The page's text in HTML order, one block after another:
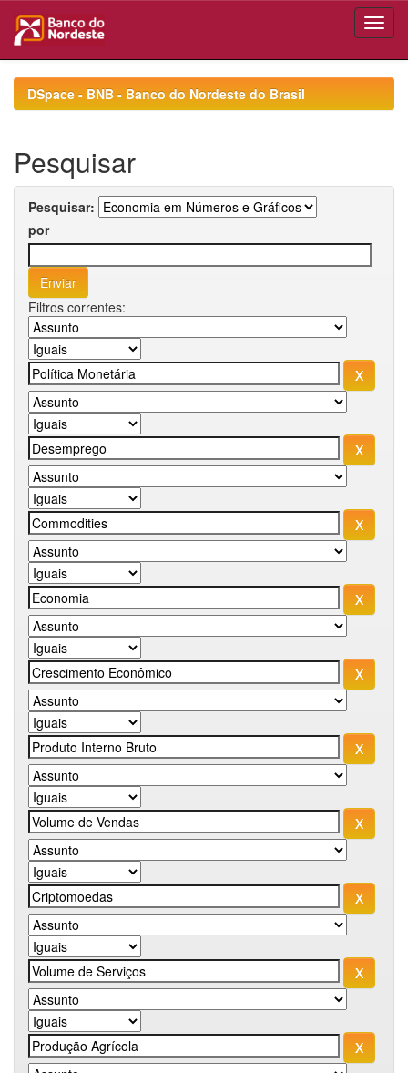
navigationDSpace - BNB - Banco do Nordeste do Brasil
Pesquisar
Pesquisar:
por
Filtros correntes: